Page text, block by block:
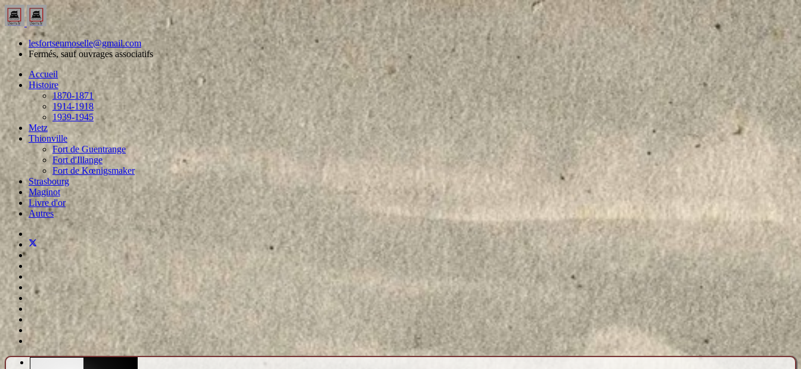
lesfortsenmoselle@gmail.com
Fermés, sauf ouvrages associatifs
Accueil
Histoire
1870-1871
1914-1918
1939-1945
Metz
Thionville
Fort de Guentrange
Fort d'Illange
Fort de Kœnigsmaker
Strasbourg
Maginot
Livre d'or
Autres